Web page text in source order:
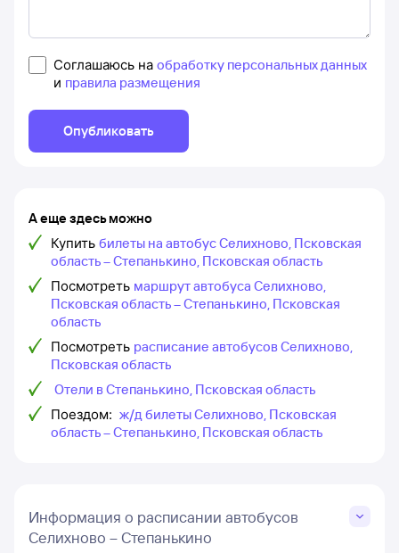
Соглашаюсь на обработку персональных данных
и правила размещения
Опубликовать
А еще здесь можно
Купить билеты на автобус Селихново, Псковская
область – Степанькино, Псковская область
Посмотреть маршрут автобуса Селихново,
Псковская область – Степанькино, Псковская
область
Посмотреть расписание автобусов Селихново,
Псковская область
Отели в Степанькино, Псковская область
Поездом: ж/д билеты Селихново, Псковская
область – Степанькино, Псковская область
Информация о расписании автобусов
Селихново – Степанькино